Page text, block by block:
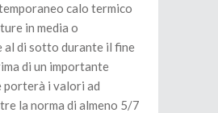
calo termico
in media o
al di sotto durante il fine
di un importante
porterà i valori ad
la norma di almeno 5/7